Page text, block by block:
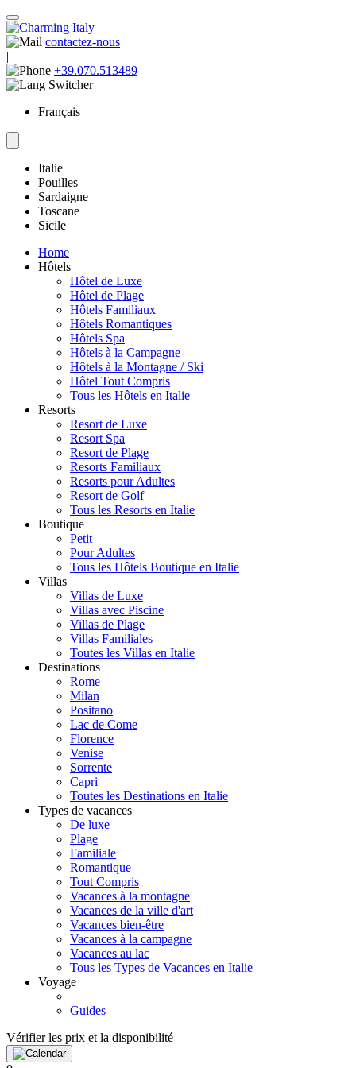
contactez-nous
|
+39.070.513489
Français
Italie
Pouilles
Sardaigne
Toscane
Sicile
Home
Hôtels
Hôtel de Luxe
Hôtel de Plage
Hôtels Familiaux
Hôtels Romantiques
Hôtels Spa
Hôtels à la Campagne
Hôtels à la Montagne / Ski
Hôtel Tout Compris
Tous les Hôtels en Italie
Resorts
Resort de Luxe
Resort Spa
Resort de Plage
Resorts Familiaux
Resorts pour Adultes
Resort de Golf
Tous les Resorts en Italie
Boutique
Petit
Pour Adultes
Tous les Hôtels Boutique en Italie
Villas
Villas de Luxe
Villas avec Piscine
Villas de Plage
Villas Familiales
Toutes les Villas en Italie
Destinations
Rome
Milan
Positano
Lac de Come
Florence
Venise
Sorrente
Capri
Toutes les Destinations en Italie
Types de vacances
De luxe
Plage
Familiale
Romantique
Tout Compris
Vacances à la montagne
Vacances de la ville d'art
Vacances bien-être
Vacances à la campagne
Vacances au lac
Tous les Types de Vacances en Italie
Voyage
Guides
Vérifier les prix et la disponibilité